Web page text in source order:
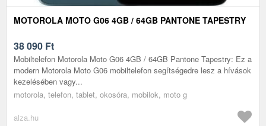
MOTOROLA MOTO G06 4GB / 64GB PANTONE TAPESTRY
38 090 Ft
Mobiltelefon Motorola Moto G06 4GB / 64GB Pantone Tapestry: Ez a
modern Motorola Moto G06 mobiltelefon segítségedre lesz a hívások
kezelésében vagy...
motorola, telefon, tablet, okosóra, mobilok, moto g
alza.hu